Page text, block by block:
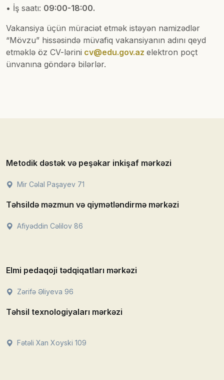
• İş saatı: 09:00-18:00.
Vakansiya üçün müraciət etmək istəyən namizədlər
“Mövzu” hissəsində müvafiq vakansiyanın adını qeyd
etməklə öz CV-lərini cv@edu.gov.az elektron poçt
ünvanına göndərə bilərlər.
Metodik dəstək və peşəkar inkişaf mərkəzi
Mir Cəlal Paşayev 71
Təhsildə məzmun və qiymətləndirmə mərkəzi
Afiyəddin Cəlilov 86
Elmi pedaqoji tədqiqatları mərkəzi
Zərifə Əliyeva 96
Təhsil texnologiyaları mərkəzi
Fətəli Xan Xoyski 109